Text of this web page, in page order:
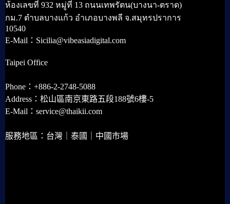
ห้องเลขที่ 932 หมู่ที่ 13 ถนนเทพรัตน(บางนา-ตราด)
กม.7 ตำบลบางแก้ว อำเภอบางพลี จ.สมุทรปราการ
10540
E-Mail：Sicilia@vibeasiadigital.com
Taipei Office
Phone：+886-2-2748-5088
Address：松山區南京東路五段188號6樓-5
E-Mail：service@thaikii.com
服務地區：台灣｜泰國｜中國市場